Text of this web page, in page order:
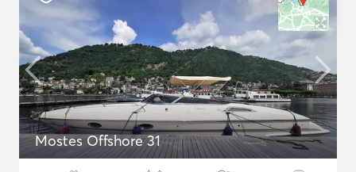
Mostes Offshore 31